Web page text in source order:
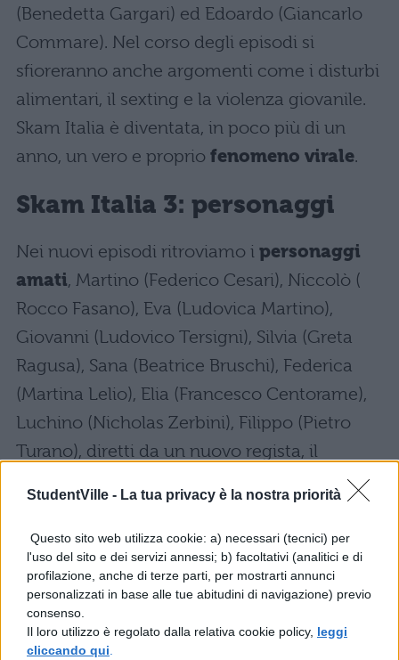
StudentVille - La tua privacy è la nostra priorità
Questo sito web utilizza cookie: a) necessari (tecnici) per
l'uso del sito e dei servizi annessi; b) facoltativi (analitici e di
profilazione, anche di terze parti, per mostrarti annunci
personalizzati in base alle tue abitudini di navigazione) previo
consenso.
Il loro utilizzo è regolato dalla relativa cookie policy, leggi
cliccando qui
(Benedetta Gargari) ed Edoardo (Giancarlo
Commare). Nel corso degli episodi si
sfioreranno anche argomenti come i disturbi
alimentari, il sexting e la violenza giovanile.
Skam Italia è diventata, in poco più di un
anno, un vero e proprio fenomeno virale.
Skam Italia 3: personaggi
Nei nuovi episodi ritroviamo i personaggi
amati, Martino (Federico Cesari), Niccolò (
Rocco Fasano), Eva (Ludovica Martino),
Giovanni (Ludovico Tersigni), Silvia (Greta
Ragusa), Sana (Beatrice Bruschi), Federica
(Martina Lelio), Elia (Francesco Centorame),
Luchino (Nicholas Zerbini), Filippo (Pietro
Turano), diretti da un nuovo regista, il
Federico Cesari: Martino Rametta
Benedetta Gargari: Eleonora Sava